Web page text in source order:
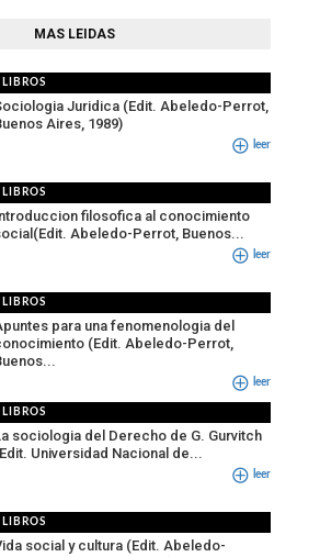
MAS LEIDAS
LIBROS
Juridica (Edit. Abeledo-Perrot,
Aires, 1989)
leer
LIBROS
filosofica al conocimiento
Abeledo-Perrot, Buenos...
leer
LIBROS
para una fenomenologia del
(Edit. Abeledo-Perrot,
leer
LIBROS
sociologia del Derecho de G. Gurvitch
Universidad Nacional de...
leer
LIBROS
social y cultura (Edit. Abeledo-